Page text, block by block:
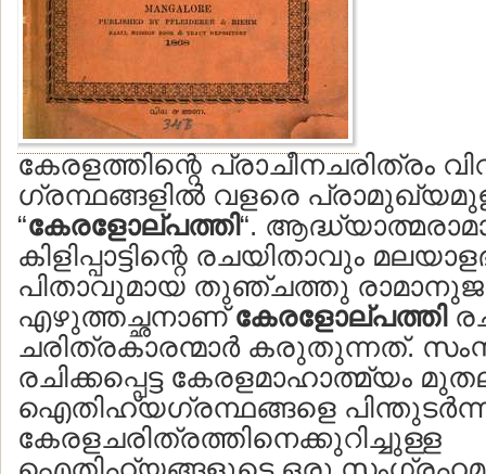
കേരളത്തിന്റെ പ്രാചീനചരിത്രം
ഗ്രന്ഥങ്ങളില്‍ വളരെ
“കേരളോല്പത്തി“.
കിളിപ്പാട്ടിന്റെ രചയിതാവും
പിതാവുമായ തുഞ്ചത്തു
എഴുത്തച്ഛനാണ്കേരളോല്പത്തി
ചരിത്രകാരന്മാര്‍ കരുതുന്നത്.
രചിക്കപ്പെട്ട കേരളമാഹാത്മ്യം
ഐതിഹ്യഗ്രന്ഥങ്ങളെ പിന്തുടര്‍ന്ന്
കേരളചരിത്രത്തിനെക്കുറിച്ചുള്ള